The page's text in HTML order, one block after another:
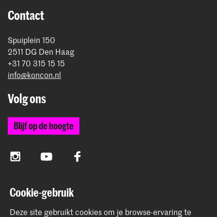
Contact
Spuiplein 150
2511 DG Den Haag
+31 70 315 15 15
info@koncon.nl
Volg ons
Blijf op de hoogte
InstagramYouTube Facebook
Het Koninklijk Conservatorium en de Koninklijke
Academie van Beeldende Kunsten vormen samen
Cookie-gebruik
Deze site gebruikt cookies om je browse-ervaring te